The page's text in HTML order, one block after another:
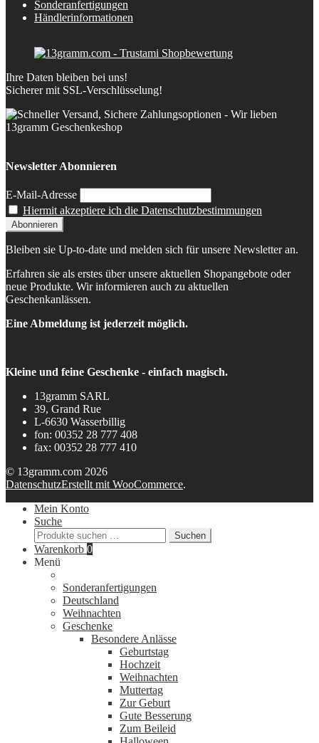
Sonderanfertigungen
Händlerinformationen
Ihre Daten bleiben bei uns!
Sicherer mit SSL-Verschlüsselung!
Newsletter Abonnieren
E-Mail-Adresse
Hiermit akzeptiere ich die Datenschutzbestimmungen
Bleiben sie Up-to-date und melden sich für unsere Newsletter an.
Erfahren sie als erstes über unsere aktuellen Shopangebote oder
neue Produkte. Wir informieren auch zu aktuellen
Geschenkanlässen.
Eine Abmeldung ist jederzeit möglich.
Kleine und feine Geschenke - einfach magisch.
13gramm SARL
39, Grand Rue
L-6630 Wasserbillig
fon: 00352 28 777 408
fax: 00352 28 777 410
© 13gramm.com 2026
DatenschutzErstellt mit WooCommerce.
Mein Konto
Suche
Suchen
nach:
Suchen
Warenkorb 0
Menü
Sonderanfertigungen
Deutschland
Weihnachten
Geschenke
Besondere Anlässe
Geburtstag
Hochzeit
Weihnachten
Muttertag
Zur Geburt
Gute Besserung
Zum Beileid